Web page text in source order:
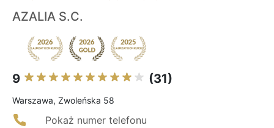
AZALIA S.C.
9 (31)
Warszawa, Zwoleńska 58
Pokaż numer telefonu